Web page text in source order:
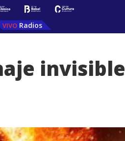
Radios
invisible